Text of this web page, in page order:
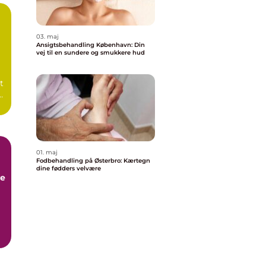
03. maj
Ansigtsbehandling København: Din
vej til en sundere og smukkere hud
01. maj
Fodbehandling på Østerbro: Kærtegn
dine fødders velvære